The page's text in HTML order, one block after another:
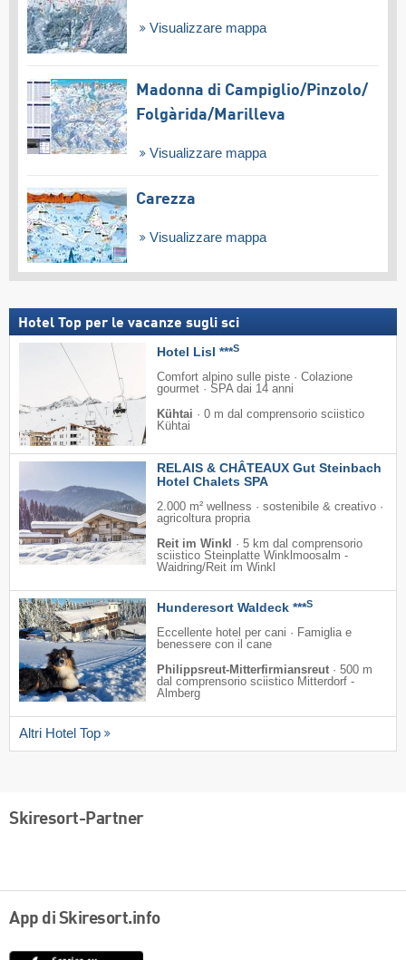
Visualizzare mappa
Madonna di Campiglio/​Pinzolo/​
Folgàrida/​Marilleva
Visualizzare mappa
Carezza
Visualizzare mappa
Hotel Top per le vacanze sugli sci
Hotel Lisl ***S
Comfort alpino sulle piste · Colazione
gourmet · SPA dai 14 anni
Kühtai · 0 m dal comprensorio sciistico
Kühtai
RELAIS & CHÂTEAUX Gut Steinbach
Hotel Chalets SPA
2.000 m² wellness · sostenibile & creativo ·
agricoltura propria
Reit im Winkl
· 5 km dal comprensorio
sciistico Steinplatte Winklmoosalm -
Waidring/​Reit im Winkl
Hunderesort Waldeck ***S
Eccellente hotel per cani · Famiglia e
benessere con il cane
Philippsreut-Mitterfirmiansreut · 500 m
dal comprensorio sciistico Mitterdorf -
Almberg
Altri Hotel Top
Skiresort-Partner
App di Skiresort.info